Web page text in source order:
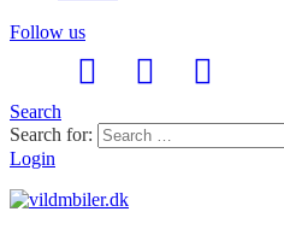
Follow us
Search
Search for:
Login